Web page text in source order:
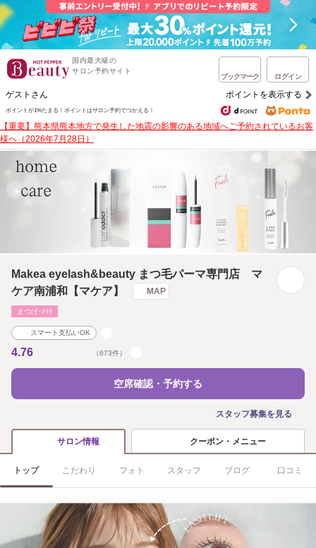
国内最大級の
サロン予約サイト
ブックマーク ログイン
ゲストさん ポイントを表示する
ポイントが1%たまる！ ポイントはサロン予約でつかえる！
【重要】熊本県熊本地方で発生した地震の影響のある地域へご予約されているお客
様へ（2026年7月28日）
Makea eyelash&beauty まつ毛パーマ専門店 マ
ケア南浦和【マケア】
MAP
まつげ･ﾒｲｸ
スマート支払いOK
4.76 （673件）
空席確認・予約する
スタッフ募集を見る
サロン情報 クーポン・メニュー
トップ こだわり フォト スタッフ ブログ 口コミ